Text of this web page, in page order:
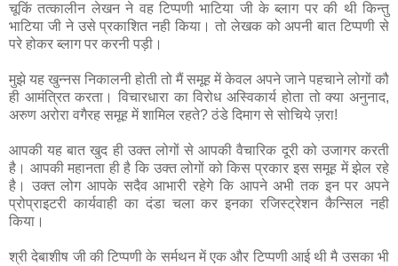
चूकिं तत्‍कालीन लेखन ने वह टिप्‍पणी भाटिया जी के ब्‍लाग पर की थी किन्‍तु
भाटिया जी ने उसे प्रकाशित नही किया। तो लेखक को अपनी बात टिप्‍पणी से
परे होकर ब्‍लाग पर करनी पड़ी।
मुझे यह खुन्नस निकालनी होती तो मैं समूह में केवल अपने जाने पहचाने लोगों कौ
ही आमंत्रित करता। विचारधारा का विरोध अस्विकार्य होता तो क्या अनुनाद,
अरुण अरोरा वगैरह समूह में शामिल रहते? ठंडे दिमाग से सोचिये ज़रा!
आपकी यह बात खुद ही उक्‍त लोगों से आपकी वैचारिक दूरी को उजागर करती
है। आपकी महानता ही है कि उक्‍त लोगों को किस प्रकार इस समूह में झेल रहे
है। उक्‍त लोग आपके सदैव आभारी रहेगे कि आपने अभी तक इन पर अपने
प्रोप्राइटरी कार्यवाही का दंडा चला कर इनका रजिस्‍ट्रेशन कैन्सिल नही
किया।
श्री देबाशीष जी की टिप्‍पणी के सर्मथन में एक और टिप्‍पणी आई थी मै उसका भी